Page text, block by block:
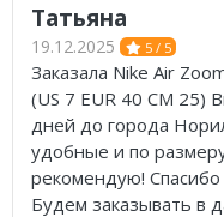
Татьяна
19.12.2025 5 / 5
Заказала Nike Air
(US 7 EUR 40 CM 25)
дней до города
удобные и по
рекомендую!
Будем заказывать в